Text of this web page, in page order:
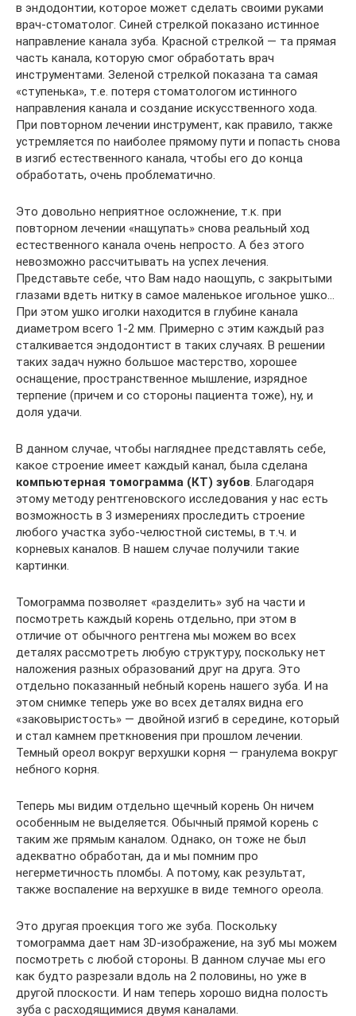
в эндодонтии, которое может сделать своими руками
врач-стоматолог. Синей стрелкой показано истинное
направление канала зуба. Красной стрелкой — та прямая
часть канала, которую смог обработать врач
инструментами. Зеленой стрелкой показана та самая
«ступенька», т.е. потеря стоматологом истинного
направления канала и создание искусственного хода.
При повторном лечении инструмент, как правило, также
устремляется по наиболее прямому пути и попасть снова
в изгиб естественного канала, чтобы его до конца
обработать, очень проблематично.
Это довольно неприятное осложнение, т.к. при
повторном лечении «нащупать» снова реальный ход
естественного канала очень непросто. А без этого
невозможно рассчитывать на успех лечения.
Представьте себе, что Вам надо наощупь, с закрытыми
глазами вдеть нитку в самое маленькое игольное ушко…
При этом ушко иголки находится в глубине канала
диаметром всего 1-2 мм. Примерно с этим каждый раз
сталкивается эндодонтист в таких случаях. В решении
таких задач нужно большое мастерство, хорошее
оснащение, пространственное мышление, изрядное
терпение (причем и со стороны пациента тоже), ну, и
доля удачи.
В данном случае, чтобы нагляднее представлять себе,
какое строение имеет каждый канал, была сделана
компьютерная томограмма (КТ) зубов. Благодаря
этому методу рентгеновского исследования у нас есть
возможность в 3 измерениях проследить строение
любого участка зубо-челюстной системы, в т.ч. и
корневых каналов. В нашем случае получили такие
картинки.
Томограмма позволяет «разделить» зуб на части и
посмотреть каждый корень отдельно, при этом в
отличие от обычного рентгена мы можем во всех
деталях рассмотреть любую структуру, поскольку нет
наложения разных образований друг на друга. Это
отдельно показанный небный корень нашего зуба. И на
этом снимке теперь уже во всех деталях видна его
«заковыристость» — двойной изгиб в середине, который
и стал камнем преткновения при прошлом лечении.
Темный ореол вокруг верхушки корня — гранулема вокруг
небного корня.
Теперь мы видим отдельно щечный корень Он ничем
особенным не выделяется. Обычный прямой корень с
таким же прямым каналом. Однако, он тоже не был
адекватно обработан, да и мы помним про
негерметичность пломбы. А потому, как результат,
также воспаление на верхушке в виде темного ореола.
Это другая проекция того же зуба. Поскольку
томограмма дает нам 3D-изображение, на зуб мы можем
посмотреть с любой стороны. В данном случае мы его
как будто разрезали вдоль на 2 половины, но уже в
другой плоскости. И нам теперь хорошо видна полость
зуба с расходящимися двумя каналами.